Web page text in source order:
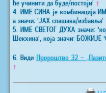
ће учинити да буде/постоји' ↑
4. ИМЕ СИНА је комбинација
а значи: 'ЈАХ спашава/избавља'
5. ИМЕ СВЕТОГ ДУХА значи:
Шекхина', која значи: БОЖИЈЕ
6. Види Пророштво 32 –
↑